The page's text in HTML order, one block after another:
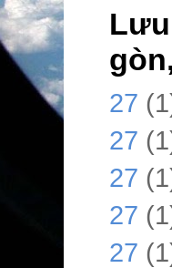
27
27
27
27
27